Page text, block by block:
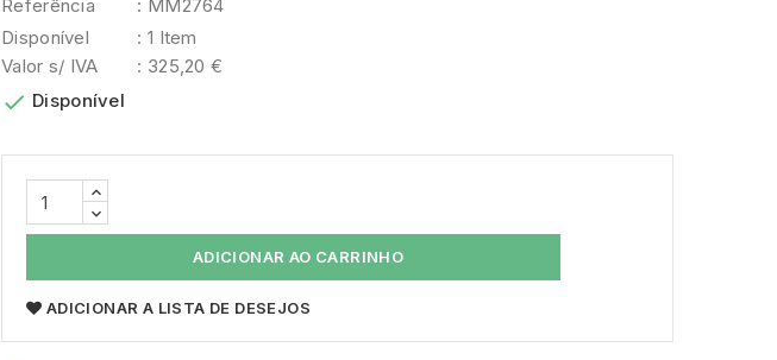
Referência
: MM2764
Disponível
: 1 Item
Valor s/ IVA
: 325,20 €
 Disponível
ADICIONAR AO CARRINHO
ADICIONAR A LISTA DE DESEJOS